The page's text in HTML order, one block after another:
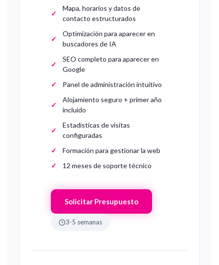
Mapa, horarios y datos de
contacto estructurados
Optimización para aparecer en
buscadores de IA
SEO completo para aparecer en
Google
Panel de administración intuitivo
Alojamiento seguro + primer año
incluido
Estadísticas de visitas
configuradas
Formación para gestionar la web
12 meses de soporte técnico
Solicitar Presupuesto
3-5 semanas